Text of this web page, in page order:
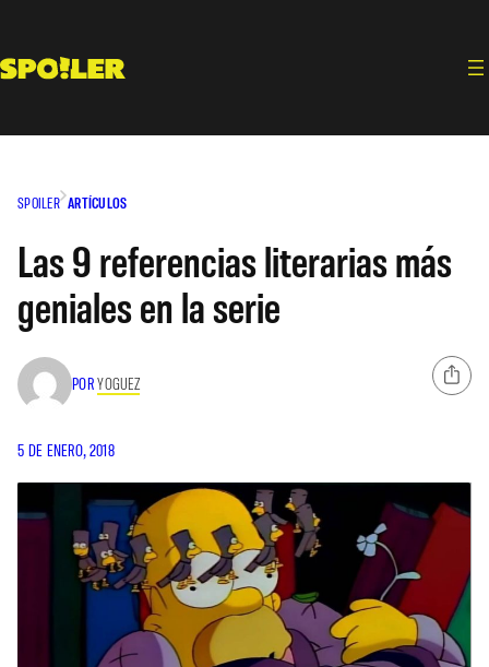
contenido
SPOILER ARTÍCULOS
Las 9 referencias literarias más
geniales en la serie
PORYOGUEZ
5 DE ENERO, 2018